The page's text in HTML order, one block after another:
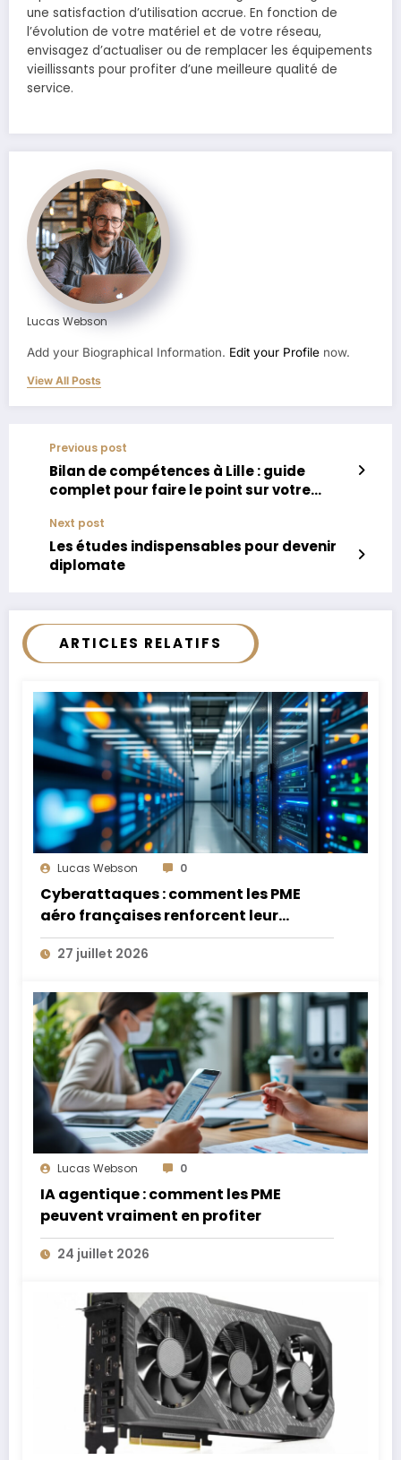
une satisfaction d’utilisation accrue. En fonction de
l’évolution de votre matériel et de votre réseau,
envisagez d’actualiser ou de remplacer les équipements
vieillissants pour profiter d’une meilleure qualité de
service.
Lucas Webson
Add your Biographical Information. Edit your Profile now.
View All Posts
Previous post
Bilan de compétences à Lille : guide
complet pour faire le point sur votre
Next post
Les études indispensables pour devenir
diplomate
ARTICLES RELATIFS
Lucas Webson 0
Cyberattaques : comment les PME
aéro françaises renforcent leur
défense
27 juillet 2026
Lucas Webson 0
IA agentique : comment les PME
peuvent vraiment en profiter
24 juillet 2026